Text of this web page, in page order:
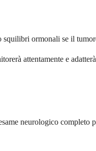
ormonali se il
attentamente e
neurologico completo